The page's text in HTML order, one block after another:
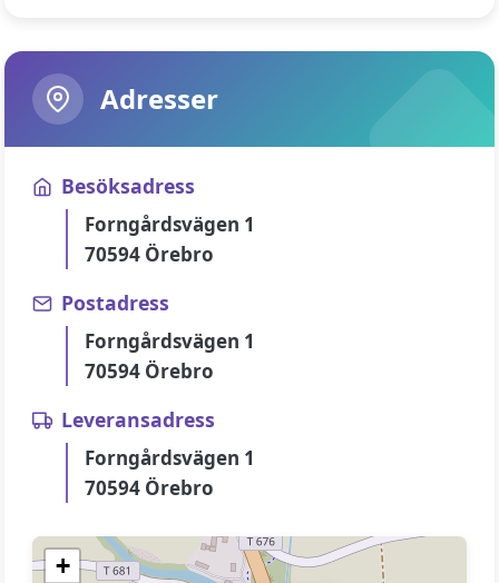
Adresser
Besöksadress
Forngårdsvägen 1
70594 Örebro
Postadress
Forngårdsvägen 1
70594 Örebro
Leveransadress
Forngårdsvägen 1
70594 Örebro
+